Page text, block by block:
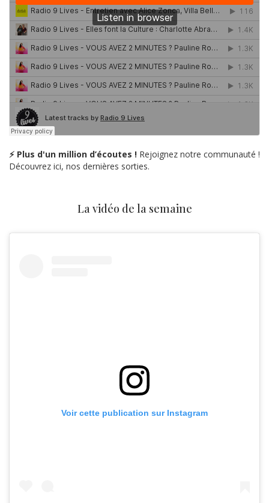
⚡ Plus d'un million d’écoutes ! Rejoignez notre communauté !
Découvrez ici, nos dernières sorties.
La vidéo de la semaine
Voir cette publication sur Instagram